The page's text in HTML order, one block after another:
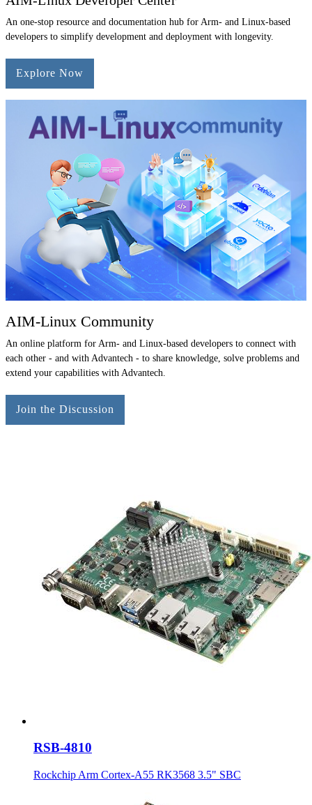
An one-stop resource and documentation hub for Arm- and Linux-based
developers to simplify development and deployment with longevity.
Explore Now
AIM-Linux Community
An online platform for Arm- and Linux-based developers to connect with
each other - and with Advantech - to share knowledge, solve problems and
extend your capabilities with Advantech.
Join the Discussion
RSB-4810
Rockchip Arm Cortex-A55 RK3568 3.5" SBC